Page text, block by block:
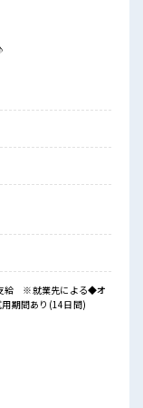
給 ※就業先による◆オ
期間あり(14日間)